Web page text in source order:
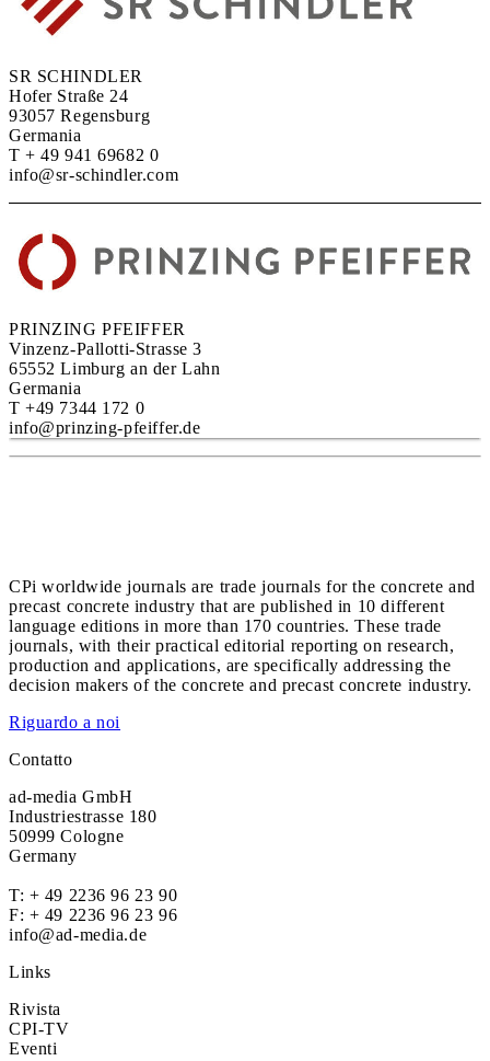
SR SCHINDLER
Hofer Straße 24
93057 Regensburg
Germania
T + 49 941 69682 0
info@sr-schindler.com
PRINZING PFEIFFER
Vinzenz-Pallotti-Strasse 3
65552 Limburg an der Lahn
Germania
T +49 7344 172 0
info@prinzing-pfeiffer.de
CPi worldwide journals are trade journals for the concrete and
precast concrete industry that are published in 10 different
language editions in more than 170 countries. These trade
journals, with their practical editorial reporting on research,
production and applications, are specifically addressing the
decision makers of the concrete and precast concrete industry.
Riguardo a noi
Contatto
ad-media GmbH
Industriestrasse 180
50999 Cologne
Germany
T: + 49 2236 96 23 90
F: + 49 2236 96 23 96
info@ad-media.de
Links
Rivista
CPI-TV
Eventi